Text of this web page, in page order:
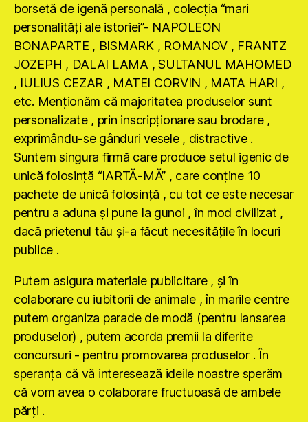
borsetă de igenă personală , colecţia “mari
personalităţi ale istoriei”- NAPOLEON
BONAPARTE , BISMARK , ROMANOV , FRANTZ
JOZEPH , DALAI LAMA , SULTANUL MAHOMED
, IULIUS CEZAR , MATEI CORVIN , MATA HARI ,
etc. Menţionăm că majoritatea produselor sunt
personalizate , prin inscripţionare sau brodare ,
exprimându-se gânduri vesele , distractive .
Suntem singura firmă care produce setul igenic de
unică folosinţă “IARTĂ-MĂ” , care conţine 10
pachete de unică folosinţă , cu tot ce este necesar
pentru a aduna şi pune la gunoi , în mod civilizat ,
dacă prietenul tău şi-a făcut necesităţile în locuri
publice .
Putem asigura materiale publicitare , şi în
colaborare cu iubitorii de animale , în marile centre
putem organiza parade de modă (pentru lansarea
produselor) , putem acorda premii la diferite
concursuri - pentru promovarea produselor . În
speranţa că vă interesează ideile noastre sperăm
că vom avea o colaborare fructuoasă de ambele
părţi .